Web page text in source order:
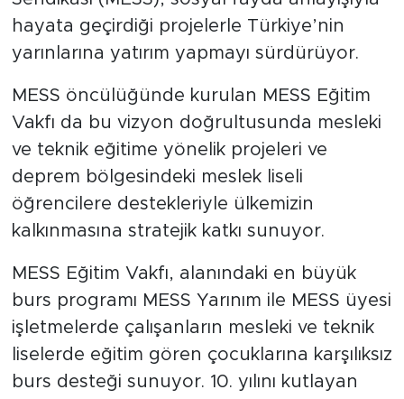
hayata geçirdiği projelerle Türkiye’nin
yarınlarına yatırım yapmayı sürdürüyor.
MESS öncülüğünde kurulan MESS Eğitim
Vakfı da bu vizyon doğrultusunda mesleki
ve teknik eğitime yönelik projeleri ve
deprem bölgesindeki meslek liseli
öğrencilere destekleriyle ülkemizin
kalkınmasına stratejik katkı sunuyor.
MESS Eğitim Vakfı, alanındaki en büyük
burs programı MESS Yarınım ile MESS üyesi
işletmelerde çalışanların mesleki ve teknik
liselerde eğitim gören çocuklarına karşılıksız
burs desteği sunuyor. 10. yılını kutlayan